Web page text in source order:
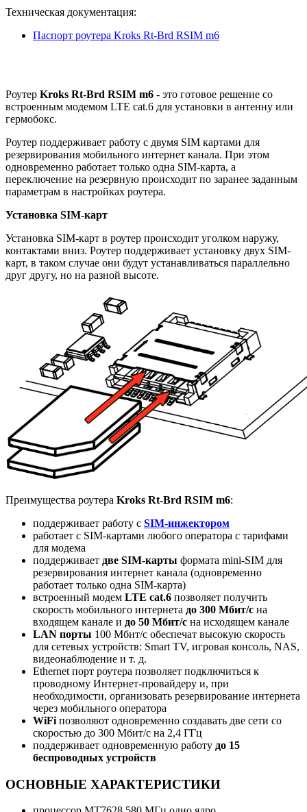
Техническая документация:
Паспорт роутера Kroks Rt-Brd RSIM m6
Роутер Kroks Rt-Brd RSIM m6 - это готовое решение со
встроенным модемом LTE cat.6 для установки в антенну или
гермобокс.
Роутер поддерживает работу с двумя SIM картами для
резервирования мобильного интернет канала. При этом
одновременно работает только одна SIM-карта, а
переключение на резервную происходит по заранее заданным
параметрам в настройках роутера.
Установка SIM-карт
Установка SIM-карт в роутер происходит уголком наружу,
контактами вниз. Роутер поддерживает установку двух SIM-
карт, в таком случае они будут устанавливаться параллельно
друг другу, но на разной высоте.
Преимущества роутера Kroks Rt-Brd RSIM m6:
поддерживает работу с SIM-инжектором
работает с SIM-картами любого оператора с тарифами
для модема
поддерживает две SIM-карты формата mini-SIM для
резервирования интернет канала (одновременно
работает только одна SIM-карта)
встроенный модем LTE cat.6 позволяет получить
скорость мобильного интернета до 300 Мбит/c на
входящем канале и до 50 Мбит/c на исходящем канале
LAN порты 100 Мбит/c обеспечат высокую скорость
для сетевых устройств: Smart TV, игровая консоль, NAS,
видеонаблюдение и т. д.
Ethernet порт роутера позволяет подключиться к
проводному Интернет-провайдеру и, при
необходимости, организовать резервирование интернета
через мобильного оператора
WiFi позволяют одновременно создавать две сети со
скоростью до 300 Мбит/с на 2,4 ГГц
поддерживает одновременную работу до 15
беспроводных устройств
ОСНОВНЫЕ ХАРАКТЕРИСТИКИ